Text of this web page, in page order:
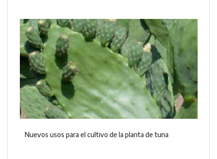
Nuevos usos para el cultivo de la planta de tuna